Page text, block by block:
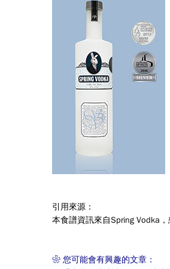
引用來源：
本食譜資訊來自Spring Vodka
❀ 您可能會有興趣的文章：